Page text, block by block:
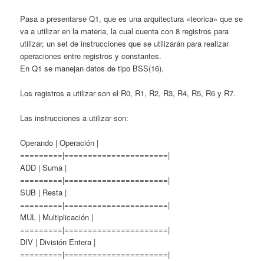
Pasa a presentarse Q1, que es una arquitectura «teorica» que se
va a utilizar en la materia, la cual cuenta con 8 registros para
utilizar, un set de instrucciones que se utilizarán para realizar
operaciones entre registros y constantes.
En Q1 se manejan datos de tipo BSS(16).
Los registros a utilizar son el R0, R1, R2, R3, R4, R5, R6 y R7.
Las instrucciones a utilizar son:
Operando | Operación |
=========|======================|
ADD | Suma |
=========|======================|
SUB | Resta |
=========|======================|
MUL | Multiplicación |
=========|======================|
DIV | División Entera |
=========|======================|